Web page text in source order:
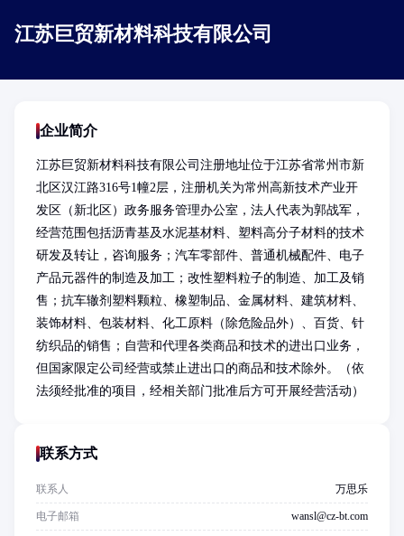
江苏巨贸新材料科技有限公司
企业简介
江苏巨贸新材料科技有限公司注册地址位于江苏省常州市新
北区汉江路316号1幢2层，注册机关为常州高新技术产业开
发区（新北区）政务服务管理办公室，法人代表为郭战军，
经营范围包括沥青基及水泥基材料、塑料高分子材料的技术
研发及转让，咨询服务；汽车零部件、普通机械配件、电子
产品元器件的制造及加工；改性塑料粒子的制造、加工及销
售；抗车辙剂塑料颗粒、橡塑制品、金属材料、建筑材料、
装饰材料、包装材料、化工原料（除危险品外）、百货、针
纺织品的销售；自营和代理各类商品和技术的进出口业务，
但国家限定公司经营或禁止进出口的商品和技术除外。（依
法须经批准的项目，经相关部门批准后方可开展经营活动）
联系方式
联系人 万思乐
电子邮箱 wansl@cz-bt.com